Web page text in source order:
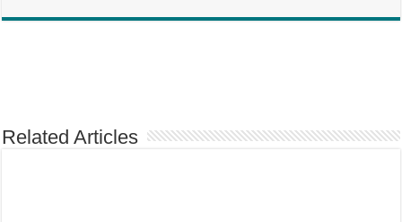
Related Articles